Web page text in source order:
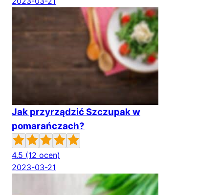
Jak przyrządzić Szczupak w
pomarańczach?
4.5 (12 ocen)
2023-03-21